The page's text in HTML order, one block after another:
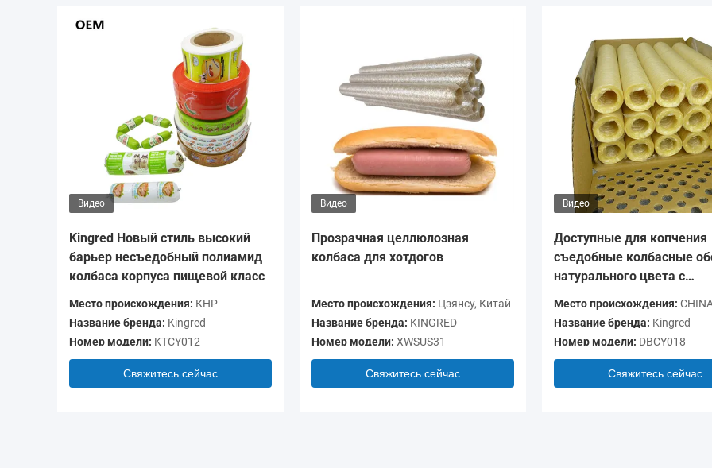
Видео
Kingred Новый стиль высокий
барьер несъедобный полиамид
колбаса корпуса пищевой класс
Место происхождения: КНР
Название бренда: Kingred
Номер модели: KTCY012
Свяжитесь сейчас
Видео
Прозрачная целлюлозная
колбаса для хотдогов
Место происхождения: Цзянсу, Китай
Название бренда: KINGRED
Номер модели: XWSUS31
Свяжитесь сейчас
Видео
Доступные для копчения
съедобные колбасные
натурального цвета с
Место происхождения:
Название бренда: Kingred
Номер модели: DBCY018
Свяжитесь сейчас